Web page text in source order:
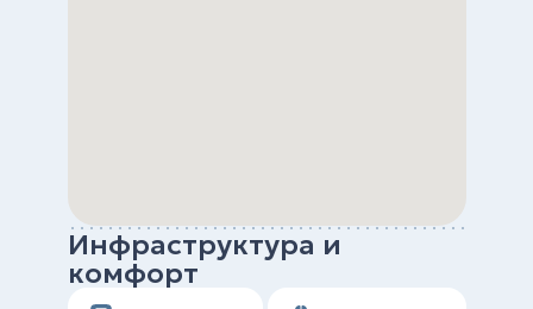
Инфраструктура и
комфорт